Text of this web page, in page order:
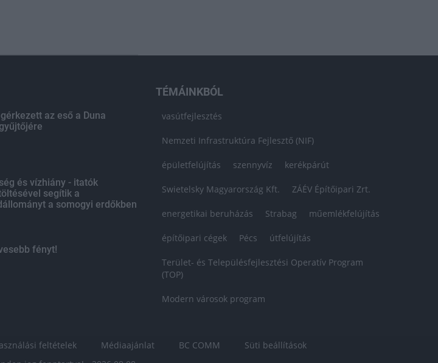
az eső a Duna
és vízhiány - itatók
segítik a
a somogyi erdőkben
fényt!
TÉMÁINKBÓL
vasútfejlesztés
Nemzeti Infrastruktúra Fejlesztő (NIF)
épületfelújítás szennyvíz kerékpárút
Swietelsky Magyarország Kft. ZÁÉV Építőipari Zrt.
energetikai beruházás Strabag műemlékfelújítás
építőipari cégek Pécs útfelújítás
Terület- és Településfejlesztési Operatív Program
(TOP)
Modern városok program
feltételek Médiaajánlat BC COMM
Süti beállítások